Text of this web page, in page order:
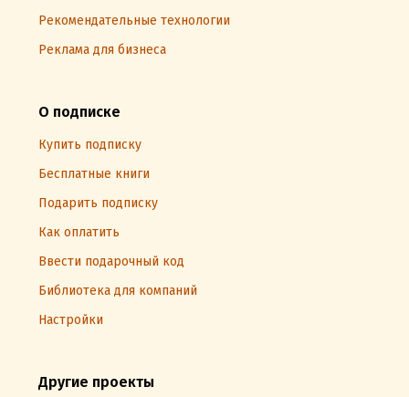
Рекомендательные технологии
Реклама для бизнеса
О подписке
Купить подписку
Бесплатные книги
Подарить подписку
Как оплатить
Ввести подарочный код
Библиотека для компаний
Настройки
Другие проекты